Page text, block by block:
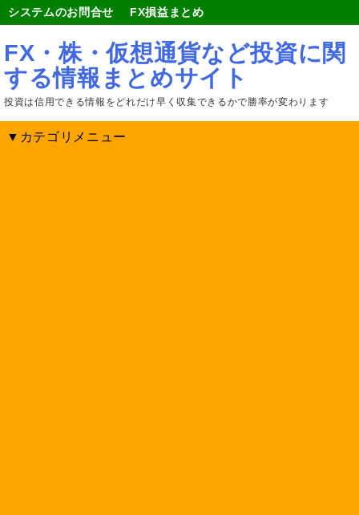
システムのお問合せ FX損益まとめ
FX・株・仮想通貨など投資に関
する情報まとめサイト
投資は信用できる情報をどれだけ早く収集できるかで勝率が変わります
▼カテゴリメニュー